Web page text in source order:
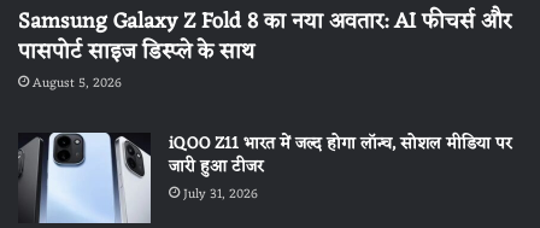
Samsung Galaxy Z Fold 8 का नया अवतार: AI फीचर्स और
पासपोर्ट साइज डिस्प्ले के साथ
August 5, 2026
iQOO Z11 भारत में जल्द होगा लॉन्च, सोशल मीडिया पर
जारी हुआ टीजर
July 31, 2026